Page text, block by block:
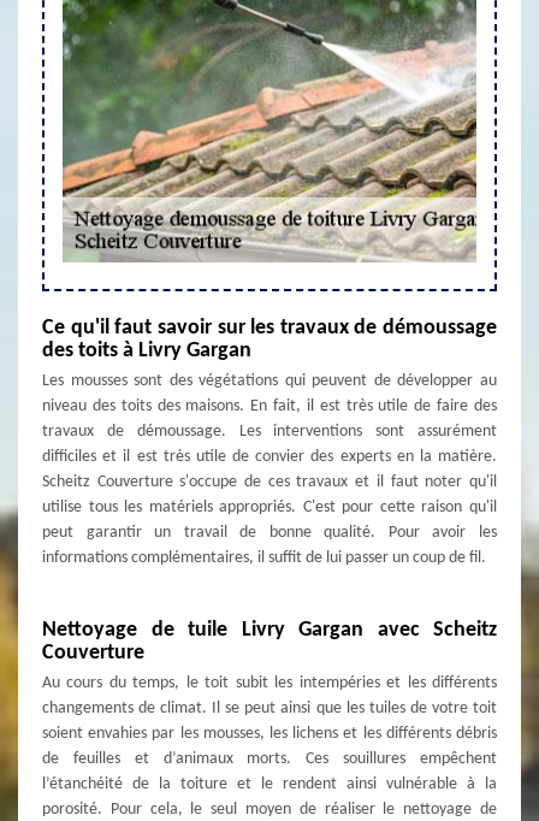
Ce qu'il faut savoir sur les travaux de démoussage
des toits à Livry Gargan
Les mousses sont des végétations qui peuvent de développer au
niveau des toits des maisons. En fait, il est très utile de faire des
travaux de démoussage. Les interventions sont assurément
difficiles et il est très utile de convier des experts en la matière.
Scheitz Couverture s'occupe de ces travaux et il faut noter qu'il
utilise tous les matériels appropriés. C'est pour cette raison qu'il
peut garantir un travail de bonne qualité. Pour avoir les
informations complémentaires, il suffit de lui passer un coup de fil.
Nettoyage de tuile Livry Gargan avec Scheitz
Couverture
Au cours du temps, le toit subit les intempéries et les différents
changements de climat. Il se peut ainsi que les tuiles de votre toit
soient envahies par les mousses, les lichens et les différents débris
de feuilles et d’animaux morts. Ces souillures empêchent
l’étanchéité de la toiture et le rendent ainsi vulnérable à la
porosité. Pour cela, le seul moyen de réaliser le nettoyage de